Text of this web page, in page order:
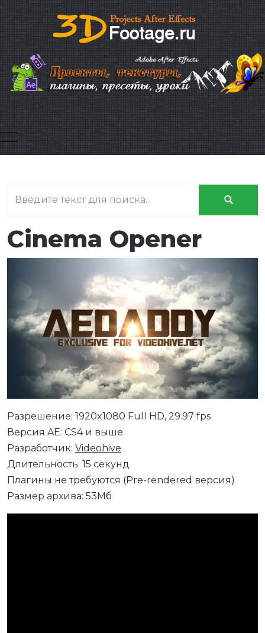
Mobile Menu Toggle
Cinema Opener
Разрешение: 1920x1080 Full HD, 29.97 fps
Версия AE: CS4 и выше
Разработчик: Videohive
Длительность: 15 секунд
Плагины не требуются (Pre-rendered версия)
Размер архива: 53Мб